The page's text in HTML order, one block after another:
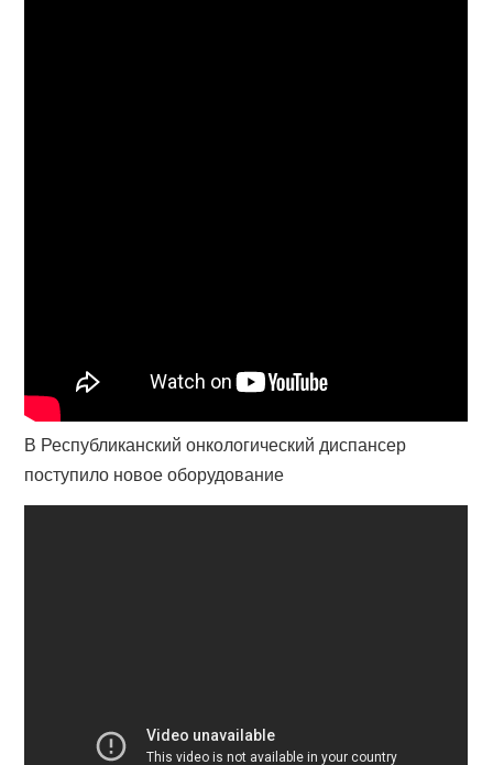
В Республиканский онкологический диспансер
поступило новое оборудование